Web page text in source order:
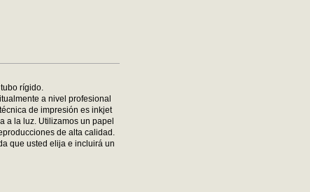
rígido.
a nivel profesional
de impresión es inkjet
a la luz. Utilizamos un papel
de alta calidad.
que usted elija e incluirá un